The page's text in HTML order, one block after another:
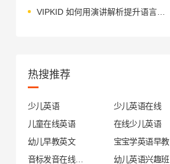
VIPKID 如何用演讲解析提升语言教育？
热搜推荐
少儿英语
少儿英语在线
儿童在线英语
在线少儿英语
幼儿早教英文
宝宝学英语早教
幼儿英语兴趣班